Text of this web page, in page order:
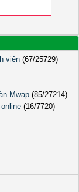
viên (67/25729)
Mwap (85/27214)
(16/7720)